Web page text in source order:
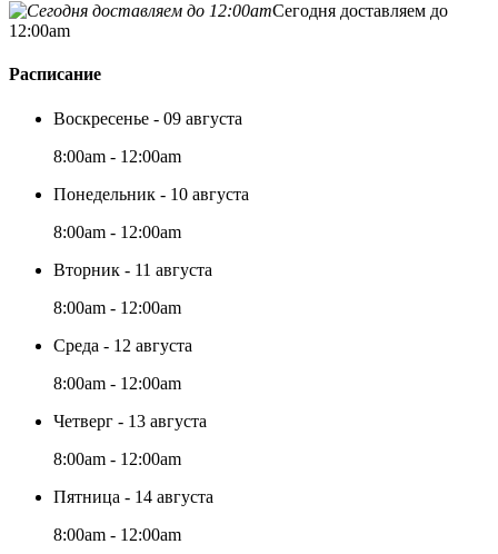
Сегодня доставляем до
12:00am
Расписание
Воскресенье - 09 августа
8:00am - 12:00am
Понедельник - 10 августа
8:00am - 12:00am
Вторник - 11 августа
8:00am - 12:00am
Среда - 12 августа
8:00am - 12:00am
Четверг - 13 августа
8:00am - 12:00am
Пятница - 14 августа
8:00am - 12:00am